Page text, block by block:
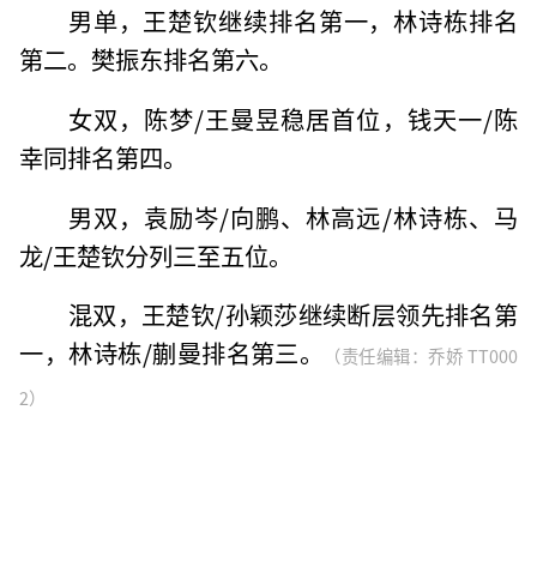
男单，王楚钦继续排名第一，林诗栋排名
第二。樊振东排名第六。
女双，陈梦/王曼昱稳居首位，钱天一/陈
幸同排名第四。
男双，袁励岑/向鹏、林高远/林诗栋、马
龙/王楚钦分列三至五位。
混双，王楚钦/孙颖莎继续断层领先排名第
一，林诗栋/蒯曼排名第三。
（责任编辑：乔娇 TT000
2）